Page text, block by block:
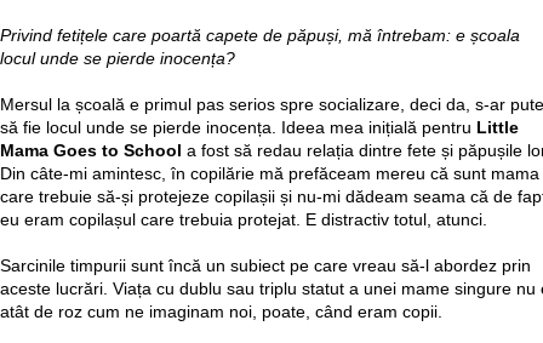
Privind fetițele care poartă capete de păpuși, mă întrebam: e școala
locul unde se pierde inocența?
Mersul la școală e primul pas serios spre socializare, deci da, s-ar
să fie locul unde se pierde inocența. Ideea mea inițială pentru Little
Mama Goes to School a fost să redau relația dintre fete și păpușile
Din câte-mi amintesc, în copilărie mă prefăceam mereu că sunt mama
care trebuie să-și protejeze copilașii și nu-mi dădeam seama că de
eu eram copilașul care trebuia protejat. E distractiv totul, atunci.
Sarcinile timpurii sunt încă un subiect pe care vreau să-l abordez prin
aceste lucrări. Viața cu dublu sau triplu statut a unei mame singure nu
atât de roz cum ne imaginam noi, poate, când eram copii.